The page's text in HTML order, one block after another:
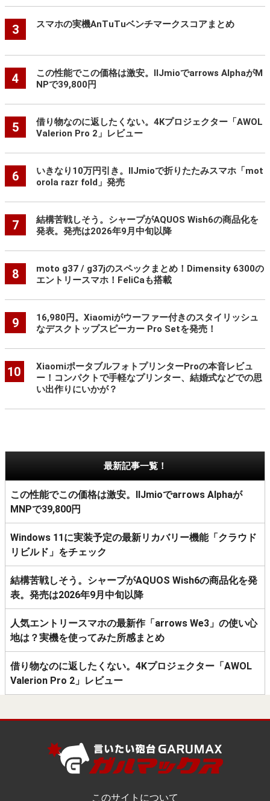
3 スマホの実機AnTuTuベンチマークスコアまとめ
4
この性能でこの価格は激安。IIJmioでarrows AlphaがM
NPで39,800円
5
借り物なのに返したくない。4Kプロジェクター「AWOL
Valerion Pro 2」レビュー
6
いきなり10万円引き。IIJmioで折りたたみスマホ「mot
orola razr fold」発売
7
結構苦戦しそう。シャープがAQUOS Wish6の商品化を
発表。発売は2026年9月中旬以降
8
moto g37 / g37jのスペックまとめ！Dimensity 6300の
エントリースマホ！FeliCaも搭載
9
16,980円。Xiaomiがウーファー付きのスタイリッシュ
なデスクトップスピーカー Pro Setを発売！
10
XiaomiポータブルフォトプリンターProの本音レビュ
ー！コンパクトで手軽なプリンター、結婚式などでの思
い出作りにいかが？
最新記事一覧！
この性能でこの価格は激安。IIJmioでarrows Alphaが
MNPで39,800円
Windows 11に実装予定の最新リカバリー機能「クラウド
リビルド」をチェック
結構苦戦しそう。シャープがAQUOS Wish6の商品化を発
表。発売は2026年9月中旬以降
人気エントリースマホの最新作「arrows We3」の使い心
地は？実機を使ってみた所感まとめ
借り物なのに返したくない。4Kプロジェクター「AWOL
Valerion Pro 2」レビュー
このサイトについて